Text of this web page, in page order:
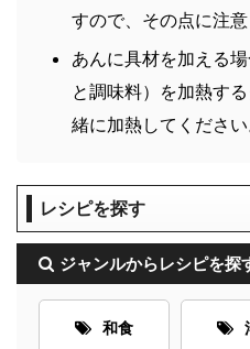
すので、その点に注意
あんに具材を加える
と調味料）を加熱す
緒に加熱してください
レシピを探す
ジャンルからレシピを探
和食